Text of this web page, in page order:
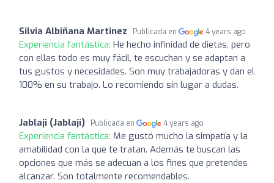
Silvia Albiñana Martinez Publicada en 4 years ago
Experiencia fantástica: He hecho infinidad de dietas, pero
con ellas todo es muy fácil, te escuchan y se adaptan a
tus gustos y necesidades. Son muy trabajadoras y dan el
100% en su trabajo. Lo recomiendo sin lugar a dudas.
Jablaji (Jablaji) Publicada en 4 years ago
Experiencia fantástica: Me gustó mucho la simpatía y la
amabilidad con la que te tratan. Además te buscan las
opciones que más se adecuan a los fines que pretendes
alcanzar. Son totalmente recomendables.